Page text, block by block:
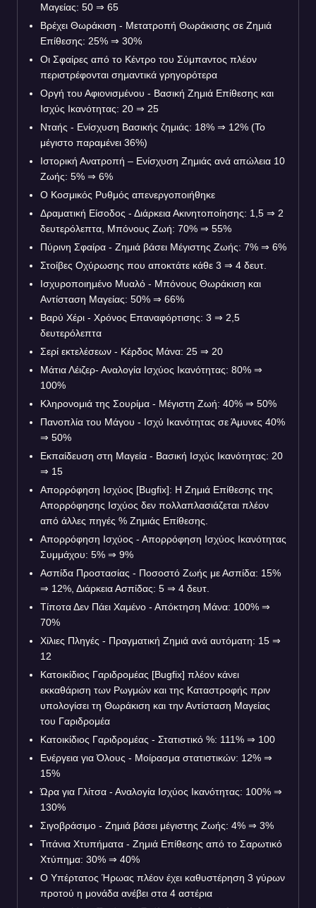
Μαγείας: 50 ⇒ 65
Βρέχει Θωράκιση - Μετατροπή Θωράκισης σε Ζημιά
Επίθεσης: 25% ⇒ 30%
Οι Σφαίρες από το Κέντρο του Σύμπαντος πλέον
περιστρέφονται σημαντικά γρηγορότερα
Οργή του Αφιονισμένου - Βασική Ζημιά Επίθεσης και
Ισχύς Ικανότητας: 20 ⇒ 25
Νταής - Ενίσχυση Βασικής ζημιάς: 18% ⇒ 12% (Το
μέγιστο παραμένει 36%)
Ιστορική Ανατροπή – Ενίσχυση Ζημιάς ανά απώλεια 10
Ζωής: 5% ⇒ 6%
Ο Κοσμικός Ρυθμός απενεργοποιήθηκε
Δραματική Είσοδος - Διάρκεια Ακινητοποίησης: 1,5 ⇒ 2
δευτερόλεπτα, Μπόνους Ζωή: 70% ⇒ 55%
Πύρινη Σφαίρα - Ζημιά βάσει Μέγιστης Ζωής: 7% ⇒ 6%
Στοίβες Οχύρωσης που αποκτάτε κάθε 3 ⇒ 4 δευτ.
Ισχυροποιημένο Μυαλό - Μπόνους Θωράκιση και
Αντίσταση Μαγείας: 50% ⇒ 66%
Βαρύ Χέρι - Χρόνος Επαναφόρτισης: 3 ⇒ 2,5
δευτερόλεπτα
Σερί εκτελέσεων - Κέρδος Μάνα: 25 ⇒ 20
Μάτια Λέιζερ- Αναλογία Ισχύος Ικανότητας: 80% ⇒
100%
Κληρονομιά της Σουρίμα - Μέγιστη Ζωή: 40% ⇒ 50%
Πανοπλία του Μάγου - Ισχύ Ικανότητας σε Άμυνες 40%
⇒ 50%
Εκπαίδευση στη Μαγεία - Βασική Ισχύς Ικανότητας: 20
⇒ 15
Απορρόφηση Ισχύος [Bugfix]: Η Ζημιά Επίθεσης της
Απορρόφησης Ισχύος δεν πολλαπλασιάζεται πλέον
από άλλες πηγές % Ζημιάς Επίθεσης.
Απορρόφηση Ισχύος - Απορρόφηση Ισχύος Ικανότητας
Συμμάχου: 5% ⇒ 9%
Ασπίδα Προστασίας - Ποσοστό Ζωής με Ασπίδα: 15%
⇒ 12%, Διάρκεια Ασπίδας: 5 ⇒ 4 δευτ.
Τίποτα Δεν Πάει Χαμένο - Απόκτηση Μάνα: 100% ⇒
70%
Χίλιες Πληγές - Πραγματική Ζημιά ανά αυτόματη: 15 ⇒
12
Κατοικίδιος Γαριδρομέας [Bugfix] πλέον κάνει
εκκαθάριση των Ρωγμών και της Καταστροφής πριν
υπολογίσει τη Θωράκιση και την Αντίσταση Μαγείας
του Γαριδρομέα
Κατοικίδιος Γαριδρομέας - Στατιστικό %: 111% ⇒ 100
Ενέργεια για Όλους - Μοίρασμα στατιστικών: 12% ⇒
15%
Ώρα για Γλίτσα - Αναλογία Ισχύος Ικανότητας: 100% ⇒
130%
Σιγοβράσιμο - Ζημιά βάσει μέγιστης Ζωής: 4% ⇒ 3%
Τιτάνια Χτυπήματα - Ζημιά Επίθεσης από το Σαρωτικό
Χτύπημα: 30% ⇒ 40%
Ο Υπέρτατος Ήρωας πλέον έχει καθυστέρηση 3 γύρων
προτού η μονάδα ανέβει στα 4 αστέρια